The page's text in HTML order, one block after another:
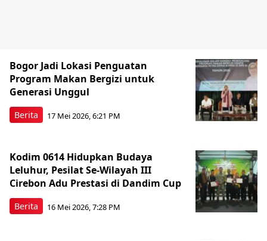
Berita
Bogor Jadi Lokasi Penguatan
Program Makan Bergizi untuk
Generasi Unggul
17 Mei 2026, 6:21 PM
Berita
Kodim 0614 Hidupkan Budaya
Leluhur, Pesilat Se-Wilayah III
Cirebon Adu Prestasi di Dandim Cup
16 Mei 2026, 7:28 PM